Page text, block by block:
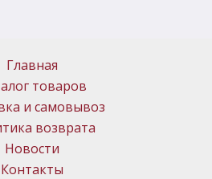
Главная
товаров
и самовывоз
возврата
Новости
Контакты